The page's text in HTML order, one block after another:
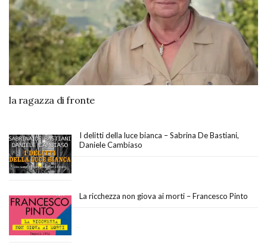
la ragazza di fronte
I delitti della luce bianca – Sabrina De Bastiani,
Daniele Cambiaso
La ricchezza non giova ai morti – Francesco Pinto